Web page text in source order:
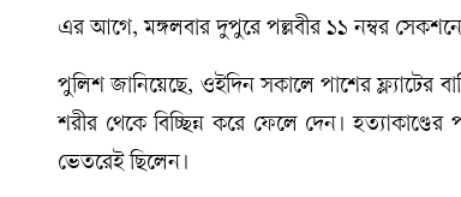
এর আগে, মঙ্গলবার দুপুরে পল্লবীর ১১ নম্বর
পুলিশ জানিয়েছে, ওইদিন সকালে পাশের ফ্ল্যাটের
শরীর থেকে বিচ্ছিন্ন করে ফেলে দেন। হত্যাকাণ্ডের
ভেতরেই ছিলেন।